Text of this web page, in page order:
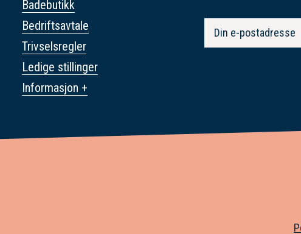
Badebutikk
Bedriftsavtale
Trivselsregler
Ledige stillinger
Informasjon +